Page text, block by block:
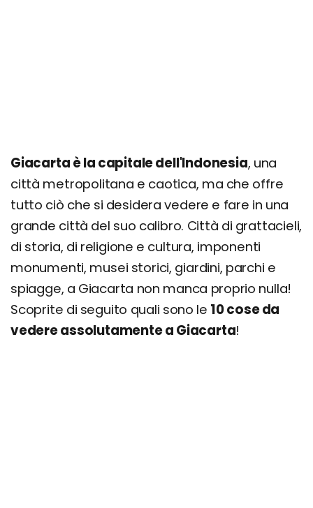
Come muoversi
Quando andare? Info su clima e periodo
migliore
Organizza il tuo soggiorno: Voli, hotel e tour
Richiedi un preventivo personalizzato
Giacarta è la capitale dell'Indonesia, una
città metropolitana e caotica, ma che offre
tutto ciò che si desidera vedere e fare in una
grande città del suo calibro. Città di grattacieli,
di storia, di religione e cultura, imponenti
monumenti, musei storici, giardini, parchi e
spiagge, a Giacarta non manca proprio nulla!
Scoprite di seguito quali sono le 10 cose da
vedere assolutamente a Giacarta!